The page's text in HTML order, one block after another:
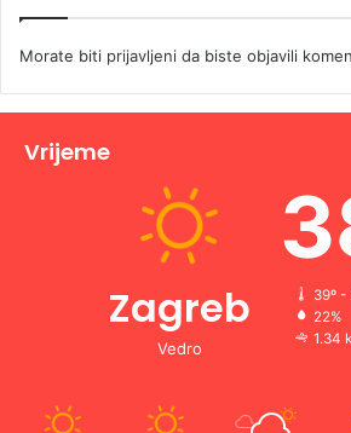
Morate biti prijavljeni da biste objavili
Vrijeme
Zagreb
Vedro
39º -
22%
1.34